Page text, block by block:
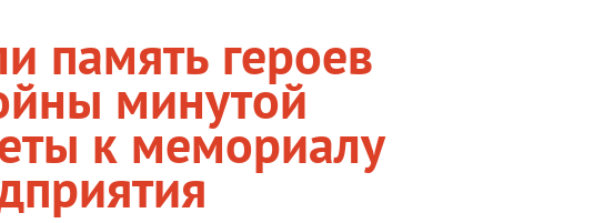
память героев
минутой
к мемориалу